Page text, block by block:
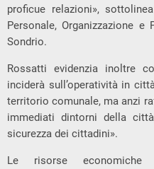
proficue relazioni»,
Personale, Organizzazione
Sondrio.
Rossatti evidenzia inoltre
inciderà sull’operatività in
territorio comunale, ma anzi
immediati dintorni della
sicurezza dei cittadini».
Le risorse economiche